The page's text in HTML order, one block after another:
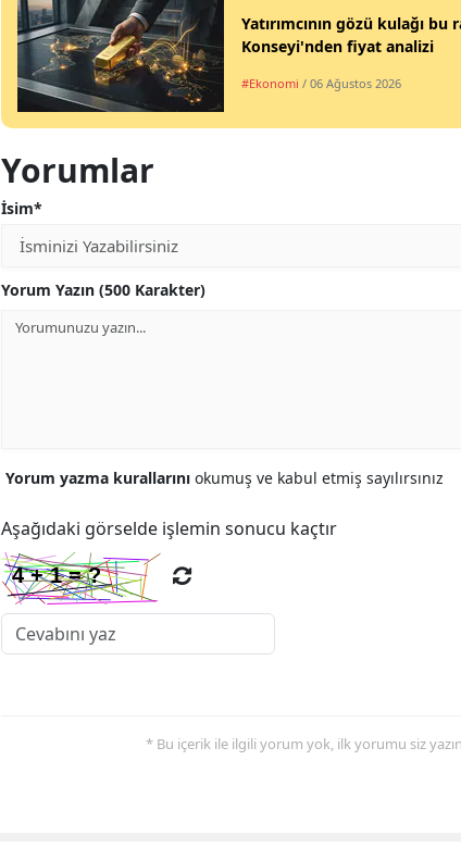
Yatırımcının gözü kulağı
Konseyi'nden fiyat analizi
#Ekonomi / 06 Ağustos 2026
Yorumlar
İsim*
Yorum Yazın (500 Karakter)
Yorum yazma kurallarını okumuş ve kabul etmiş sayılırsınız
Aşağıdaki görselde işlemin sonucu kaçtır
* Bu içerik ile ilgili yorum yok, ilk yorumu siz